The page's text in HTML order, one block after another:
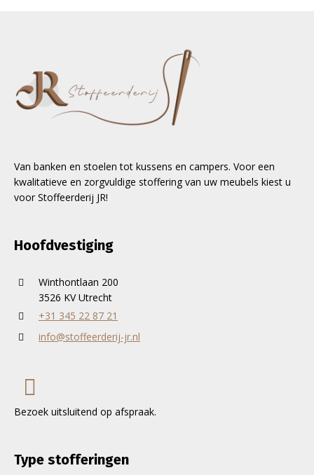
Van banken en stoelen tot kussens en campers. Voor een
kwalitatieve en zorgvuldige stoffering van uw meubels kiest u
voor Stoffeerderij JR!
Hoofdvestiging
Winthontlaan 200
3526 KV Utrecht
+31 345 22 87 21
info@stoffeerderij-jr.nl
Bezoek uitsluitend op afspraak.
Type stofferingen